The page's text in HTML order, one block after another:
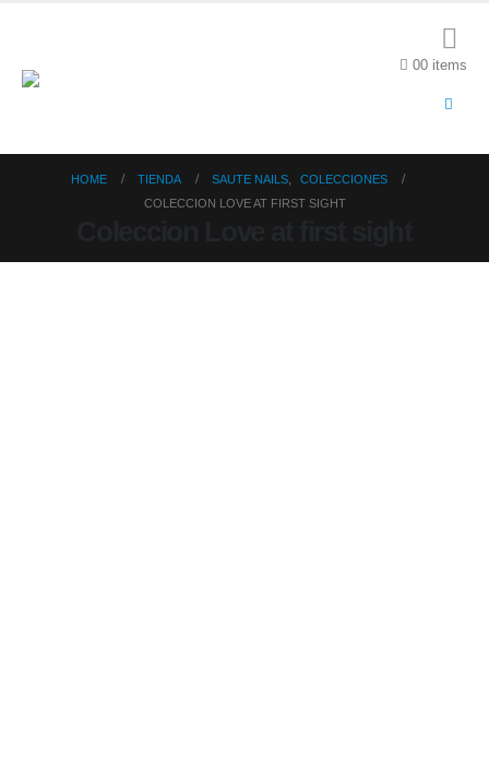
00 items
HOME TIENDA SAUTE NAILS
COLECCIONES
COLECCION LOVE AT FIRST SIGHT